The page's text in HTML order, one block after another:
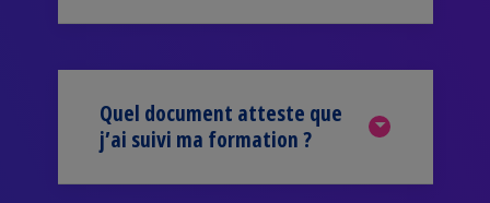
Quel document atteste que
j’ai suivi ma formation ?